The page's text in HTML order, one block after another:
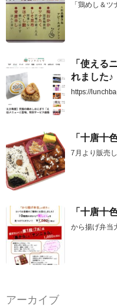
「鶏めし＆
「使える
れました♪
https://
「十唐十
7月より販売
「十唐十
から揚げ弁当
アーカイブ